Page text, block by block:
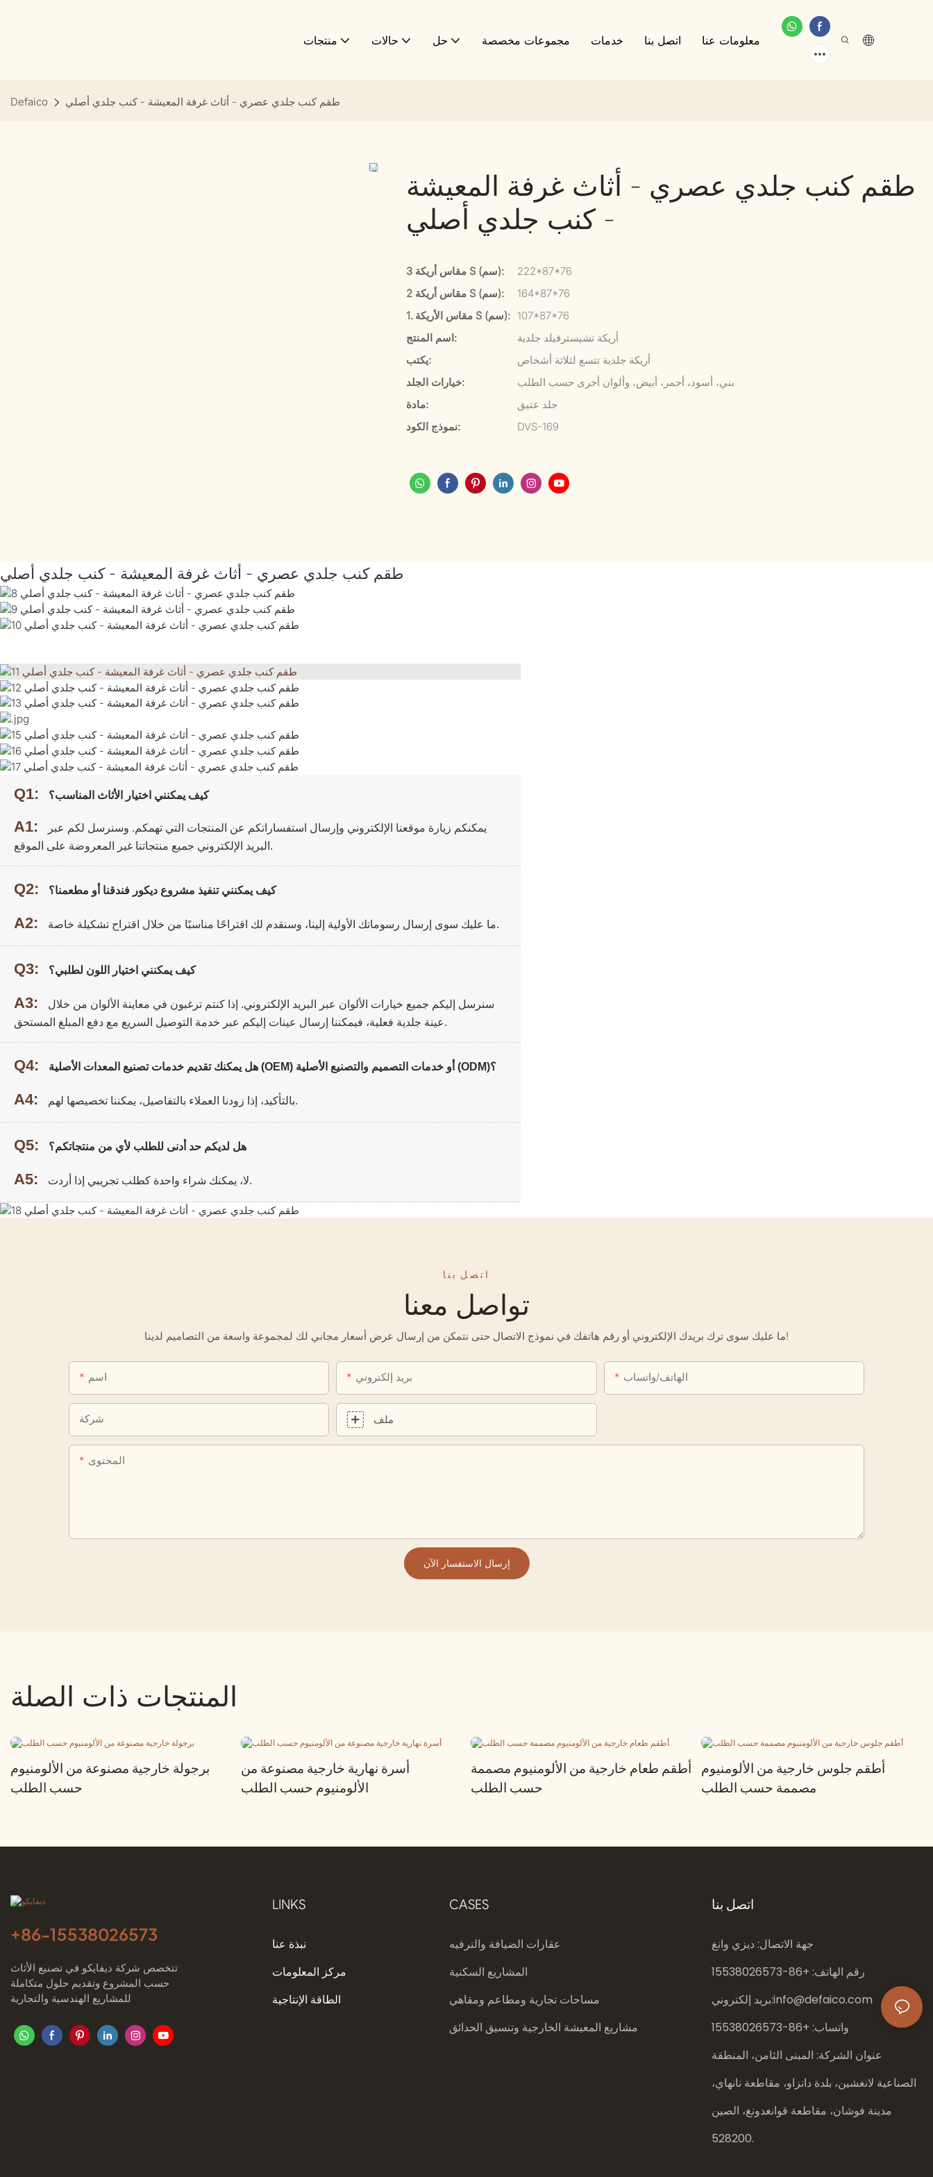
منتجات حالات حل مجموعات مخصصة خدمات اتصل بنا معلومات عنا
Defaico طقم كنب جلدي عصري - أثاث غرفة المعيشة - كنب جلدي أصلي
طقم كنب جلدي عصري - أثاث غرفة المعيشة
- كنب جلدي أصلي
مقاس أريكة 3 S (سم):
222*87*76
مقاس أريكة 2 S (سم):
164*87*76
1. مقاس الأريكة S (سم): 107*87*76
اسم المنتج:
أريكة تشيسترفيلد جلدية
يكتب:
أريكة جلدية تتسع لثلاثة أشخاص
خيارات الجلد:
بني، أسود، أحمر، أبيض، وألوان أخرى حسب الطلب
مادة:
جلد عتيق
نموذج الكود:
DVS-169
طقم كنب جلدي عصري - أثاث غرفة المعيشة - كنب جلدي أصلي
Q1: كيف يمكنني اختيار الأثاث المناسب؟
A1:
يمكنكم زيارة موقعنا الإلكتروني وإرسال استفساراتكم عن المنتجات التي تهمكم. وسنرسل لكم عبر
البريد الإلكتروني جميع منتجاتنا غير المعروضة على الموقع.
Q2: كيف يمكنني تنفيذ مشروع ديكور فندقنا أو مطعمنا؟
A2: ما عليك سوى إرسال رسوماتك الأولية إلينا، وسنقدم لك اقتراحًا مناسبًا من خلال اقتراح تشكيلة خاصة.
Q3: كيف يمكنني اختيار اللون لطلبي؟
A3:
سنرسل إليكم جميع خيارات الألوان عبر البريد الإلكتروني. إذا كنتم ترغبون في معاينة الألوان من خلال
عينة جلدية فعلية، فيمكننا إرسال عينات إليكم عبر خدمة التوصيل السريع مع دفع المبلغ المستحق.
Q4: هل يمكنك تقديم خدمات تصنيع المعدات الأصلية (OEM) أو خدمات التصميم والتصنيع الأصلية (ODM)؟
A4: بالتأكيد، إذا زودنا العملاء بالتفاصيل، يمكننا تخصيصها لهم.
Q5: هل لديكم حد أدنى للطلب لأي من منتجاتكم؟
A5: لا، يمكنك شراء واحدة كطلب تجريبي إذا أردت.
اتصل بنا
تواصل معنا
ما عليك سوى ترك بريدك الإلكتروني أو رقم هاتفك في نموذج الاتصال حتى نتمكن من إرسال عرض أسعار مجاني لك لمجموعة واسعة من التصاميم لدينا!
اسم بريد إلكتروني الهاتف/واتساب
شركة ملف
المحتوى
إرسال الاستفسار الآن
المنتجات ذات الصلة
برجولة خارجية مصنوعة من الألومنيوم
حسب الطلب
أسرة نهارية خارجية مصنوعة من
الألومنيوم حسب الطلب
أطقم طعام خارجية من الألومنيوم مصممة
حسب الطلب
أطقم جلوس خارجية من الألومنيوم
مصممة حسب الطلب
+86-15538026573
تتخصص شركة ديفايكو في تصنيع الأثاث
حسب المشروع وتقديم حلول متكاملة
للمشاريع الهندسية والتجارية
LINKS
نبذة عنا
مركز المعلومات
الطاقة الإنتاجية
CASES
عقارات الضيافة والترفيه
المشاريع السكنية
مساحات تجارية ومطاعم ومقاهي
مشاريع المعيشة الخارجية وتنسيق الحدائق
اتصل بنا
جهة الاتصال: ديزي وانغ
رقم الهاتف: +86-
15538026573
بريد إلكتروني:info@defaico.com
واتساب: +86-
15538026573
عنوان الشركة: المبنى الثامن، المنطقة
الصناعية لانغشين، بلدة دانزاو، مقاطعة نانهاي،
مدينة فوشان، مقاطعة قوانغدونغ، الصين
528200.